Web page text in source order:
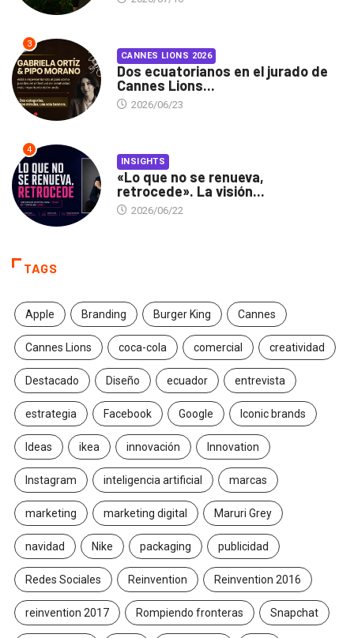
3
CANNES LIONS 2026
Dos ecuatorianos en el jurado de
Cannes Lions...
2026/06/23
4
INSIGHTS
«Lo que no se renueva,
retrocede». La visión...
2026/06/22
TAGS
Apple Branding Burger King Cannes
Cannes Lions coca-cola comercial creatividad
Destacado Diseño ecuador entrevista
estrategia Facebook Google Iconic brands
Ideas ikea innovación Innovation
Instagram inteligencia artificial marcas
marketing marketing digital Maruri Grey
navidad Nike packaging publicidad
Redes Sociales Reinvention Reinvention 2016
reinvention 2017 Rompiendo fronteras Snapchat